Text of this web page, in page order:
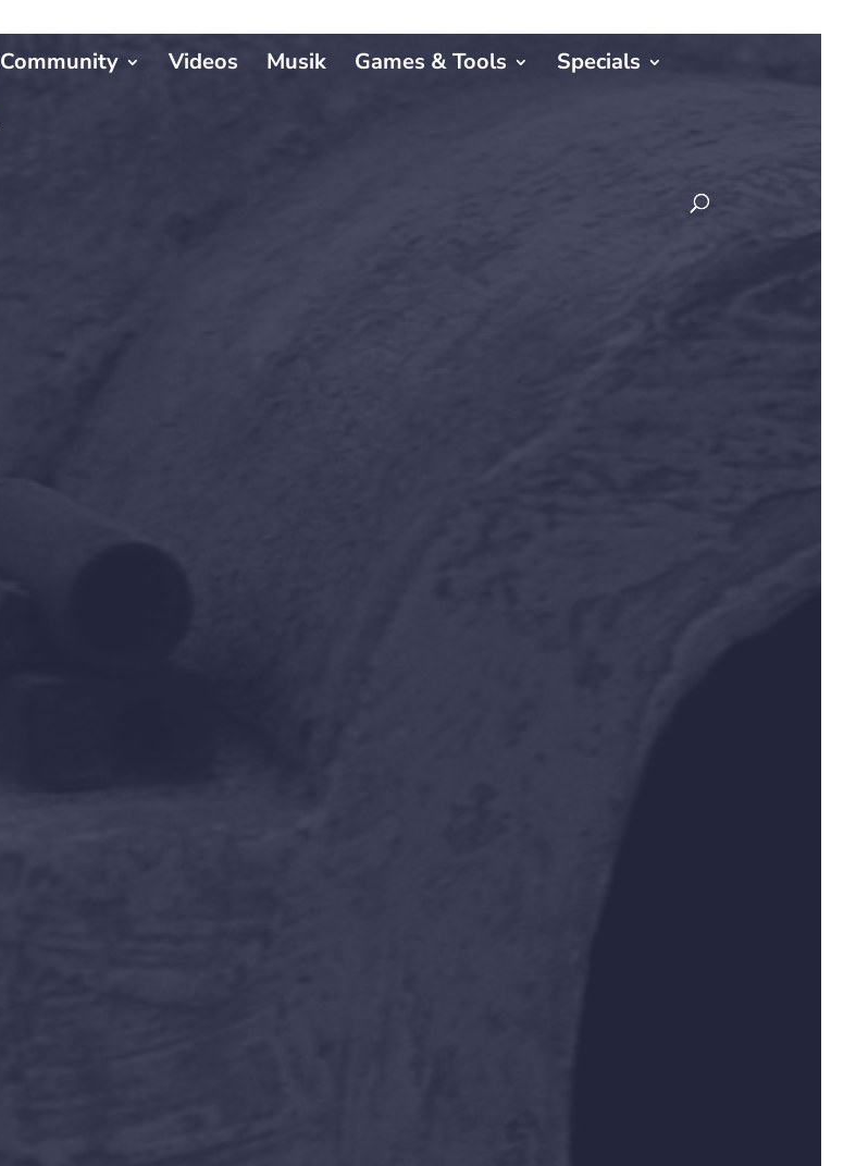
Community Videos Musik Games & Tools Specials